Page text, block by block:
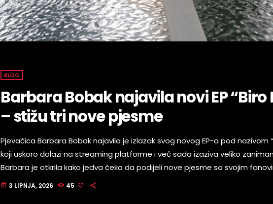
BLOG
Barbara Bobak najavila novi EP “Biro
– stižu tri nove pjesme
Pjevačica Barbara Bobak najavila je izlazak svog novog EP-a pod nazivom
koji uskoro dolazi na streaming platforme i već sada izaziva veliko
Barbara je otkrila kako jedva čeka da podijeli nove pjesme sa svojim
na cijelom projektu radila s posebnom energijom i emocijom. Kako kaže,
today 3 LIPNJA, 2026 45